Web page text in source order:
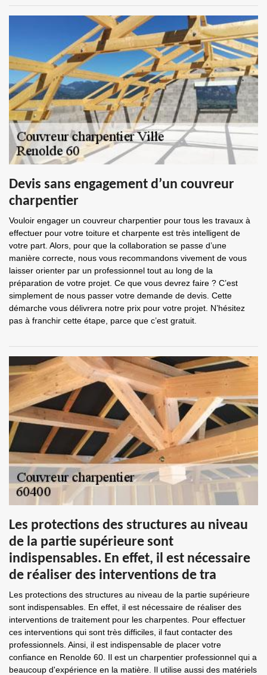
Devis sans engagement d’un couvreur
charpentier
Vouloir engager un couvreur charpentier pour tous les travaux à
effectuer pour votre toiture et charpente est très intelligent de
votre part. Alors, pour que la collaboration se passe d’une
manière correcte, nous vous recommandons vivement de vous
laisser orienter par un professionnel tout au long de la
préparation de votre projet. Ce que vous devrez faire ? C’est
simplement de nous passer votre demande de devis. Cette
démarche vous délivrera notre prix pour votre projet. N’hésitez
pas à franchir cette étape, parce que c’est gratuit.
Les protections des structures au niveau
de la partie supérieure sont
indispensables. En effet, il est nécessaire
de réaliser des interventions de tra
Les protections des structures au niveau de la partie supérieure
sont indispensables. En effet, il est nécessaire de réaliser des
interventions de traitement pour les charpentes. Pour effectuer
ces interventions qui sont très difficiles, il faut contacter des
professionnels. Ainsi, il est indispensable de placer votre
confiance en Renolde 60. Il est un charpentier professionnel qui a
beaucoup d'expérience en la matière. Il utilise aussi des matériels